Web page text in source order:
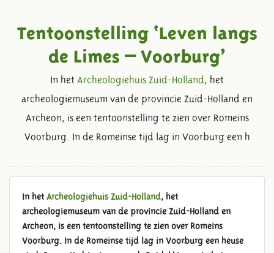
Tentoonstelling ‘Leven langs
de Limes – Voorburg’
In het Archeologiehuis Zuid-Holland, het
archeologiemuseum van de provincie Zuid-Holland en
Archeon, is een tentoonstelling te zien over Romeins
Voorburg. In de Romeinse tijd lag in Voorburg een h
In het Archeologiehuis Zuid-Holland, het
archeologiemuseum van de provincie Zuid-Holland en
Archeon, is een tentoonstelling te zien over Romeins
Voorburg. In de Romeinse tijd lag in Voorburg een heuse